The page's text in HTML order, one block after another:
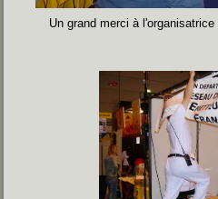
Un grand merci à